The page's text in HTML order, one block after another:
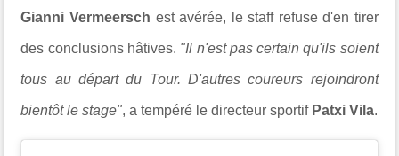
Gianni Vermeersch est avérée, le staff refuse d'en tirer
des conclusions hâtives. "Il n'est pas certain qu'ils soient
tous au départ du Tour. D'autres coureurs rejoindront
bientôt le stage", a tempéré le directeur sportif Patxi Vila.